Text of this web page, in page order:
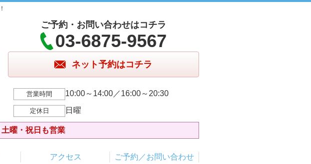
ご予約・お問い合わせはコチラ
03-6875-9567
ネット予約はコチラ
営業時間 10:00～14:00／16:00～20:30
定休日 日曜
曜・祝日も営業
アクセス ご予約／お問い合わせ